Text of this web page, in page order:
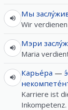
Мы
Wir
Мэри
Maria
Карье́ра —
Karriere ist
Inkompetenz.